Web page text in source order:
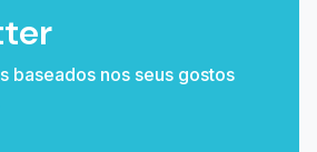
baseados nos seus gostos